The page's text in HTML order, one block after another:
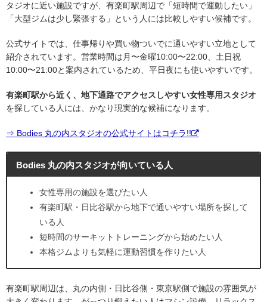
タジオに近い施設ですが、有楽町駅周辺で「短時間で運動したい」
「大型ジムは少し緊張する」という人には比較しやすい候補です。
公式サイトでは、仕事帰りや買い物ついでに通いやすい立地として
紹介されています。営業時間は月〜金曜10:00〜22:00、土日祝
10:00〜21:00と案内されているため、平日夜にも使いやすいです。
有楽町駅から近く、地下通路でアクセスしやすい女性専用スタジオ
を探している人には、かなり現実的な候補になります。
⇒ Bodies 丸の内スタジオの公式サイトはコチラ!!
Bodies 丸の内スタジオが向いている人
女性専用の施設を選びたい人
有楽町駅・日比谷駅から地下で通いやすい場所を探して
いる人
短時間のサーキットトレーニングから始めたい人
本格ジムよりも気軽に運動習慣を作りたい人
有楽町駅周辺は、丸の内側・日比谷側・東京駅側で施設の雰囲気が